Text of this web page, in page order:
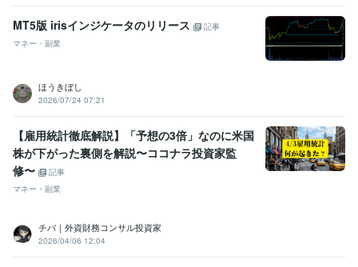
MT5版 irisインジケータのリリース
記事
マネー・副業
ほうきぼし
2026/07/24 07:21
【雇用統計徹底解説】「予想の3倍」なのに米国
株が下がった裏側を解説〜ココナラ投資家監
修〜
記事
マネー・副業
チバ｜外資財務コンサル投資家
2026/04/06 12:04